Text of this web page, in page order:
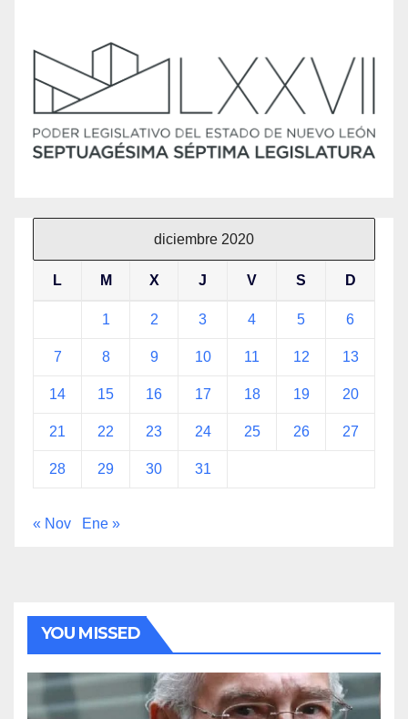
diciembre 2020
L M X J V S D
1 2 3 4 5 6
7 8 9 10 11 12 13
14 15 16 17 18 19 20
21 22 23 24 25 26 27
28 29 30 31
« Nov Ene »
YOU MISSED